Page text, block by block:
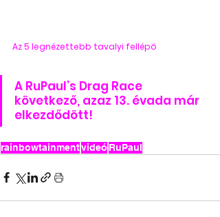
Az 5 legnézettebb tavalyi fellépő
A RuPaul’s Drag Race
következő, azaz 13. évada már
elkezdődött!
rainbowtainmentvideó RuPaul